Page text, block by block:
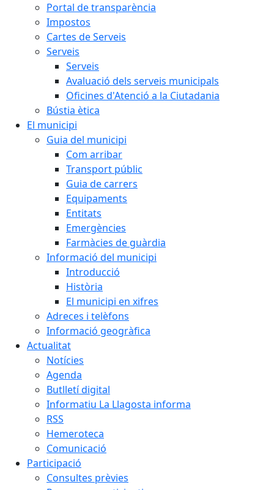
Portal de transparència
Impostos
Cartes de Serveis
Serveis
Serveis
Avaluació dels serveis municipals
Oficines d'Atenció a la Ciutadania
Bústia ètica
El municipi
Guia del municipi
Com arribar
Transport públic
Guia de carrers
Equipaments
Entitats
Emergències
Farmàcies de guàrdia
Informació del municipi
Introducció
Història
El municipi en xifres
Adreces i telèfons
Informació geogràfica
Actualitat
Notícies
Agenda
Butlletí digital
Informatiu La Llagosta informa
RSS
Hemeroteca
Comunicació
Participació
Consultes prèvies